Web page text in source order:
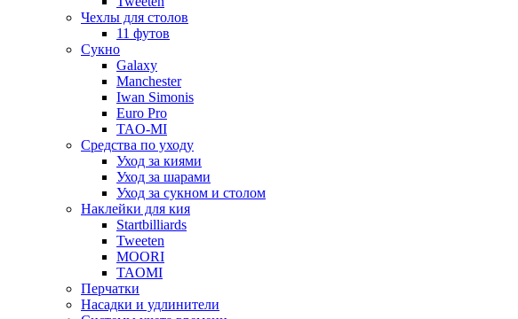
Чехлы для столов
11 футов
Сукно
Galaxy
Manchester
Iwan Simonis
Euro Pro
TAO-MI
Средства по уходу
Уход за киями
Уход за шарами
Уход за сукном и столом
Наклейки для кия
Startbilliards
Tweeten
MOORI
TAOMI
Перчатки
Насадки и удлинители